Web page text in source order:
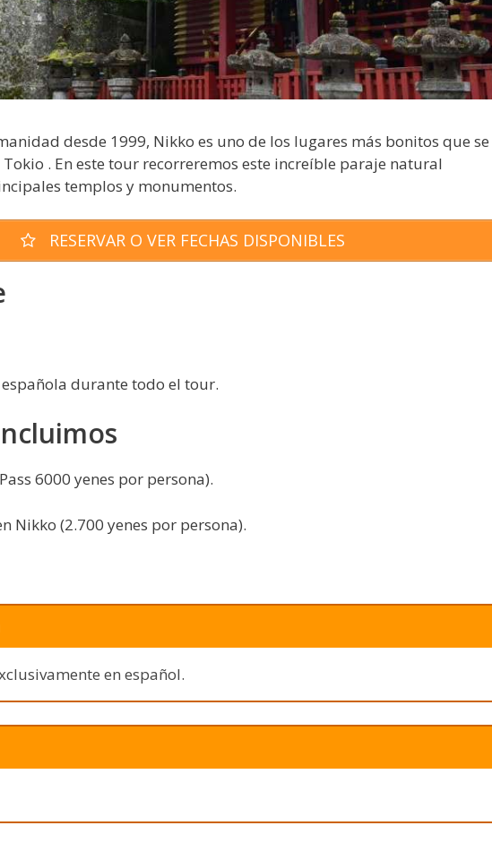
desde 1999, Nikko es uno de los lugares más bonitos que se
. En este tour recorreremos este increíble paraje natural
templos y monumentos.
RESERVAR O VER FECHAS DISPONIBLES
durante todo el tour.
6000 yenes por persona).
Nikko (2.700 yenes por persona).
en español.